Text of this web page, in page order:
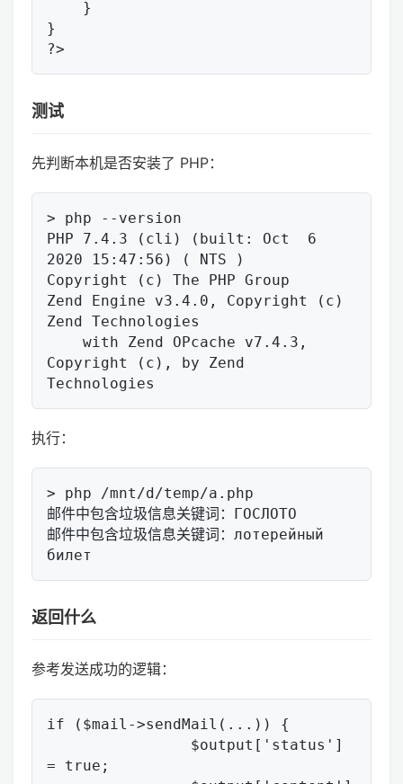
}
测试
先判断本机是否安装了 PHP：
> php --version
PHP 7.4.3 (cli) (built: Oct  6
2020 15:47:56) ( NTS )
Copyright (c) The PHP Group
Zend Engine v3.4.0, Copyright (c)
Zend Technologies
Copyright (c), by Zend
执行：
> php /mnt/d/temp/a.php
邮件中包含垃圾信息关键词：ГОСЛОТО
邮件中包含垃圾信息关键词：лотерейный
返回什么
参考发送成功的逻辑：
if ($mail->sendMail(...)) {
= true;